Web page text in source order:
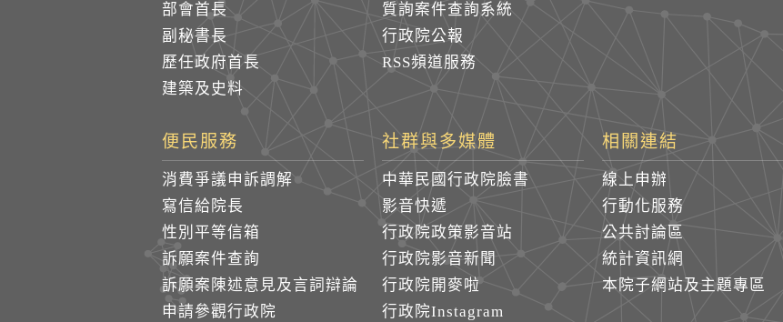
部會首長
副秘書長
歷任政府首長
建築及史料
質詢案件查詢系統
行政院公報
RSS頻道服務
便民服務
消費爭議申訴調解
寫信給院長
性別平等信箱
訴願案件查詢
訴願案陳述意見及言詞辯論
申請參觀行政院
社群與多媒體
中華民國行政院臉書
影音快遞
行政院政策影音站
行政院影音新聞
行政院開麥啦
行政院Instagram
相關連結
線上申辦
行動化服務
公共討論區
統計資訊網
本院子網站及主題專區